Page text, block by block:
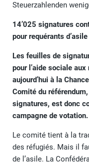
Steuerzahlenden
14’025 signatures
pour requérants d’asile
Les feuilles de
pour l’aide sociale
aujourd’hui à la
Comité du
signatures, est donc
campagne de votation.
Le comité tient à la
des réfugiés. Mais il
de l’asile. La